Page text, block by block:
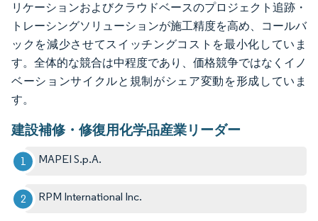
リケーションおよびクラウドベースのプロジェクト追跡・
トレーシングソリューションが施工精度を高め、コールバ
ックを減少させてスイッチングコストを最小化していま
す。全体的な競合は中程度であり、価格競争ではなくイノ
ベーションサイクルと規制がシェア変動を形成していま
す。
建設補修・修復用化学品産業リーダー
MAPEI S.p.A.
RPM International Inc.